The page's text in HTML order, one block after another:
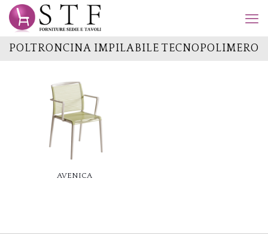
POLTRONCINA IMPILABILE TECNOPOLIMERO
AVENICA